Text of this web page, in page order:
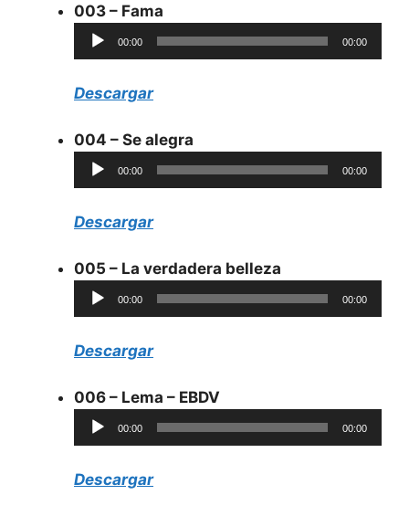
003 – Fama
Reproductor
de
00:00 00:00
Descargar
004 – Se alegra
Reproductor
de
00:00 00:00
Descargar
005 – La verdadera belleza
Reproductor
de
00:00 00:00
Descargar
006 – Lema – EBDV
Reproductor
de
00:00 00:00
Descargar